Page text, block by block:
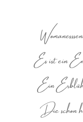
Es ist ein
Ein
Die schon